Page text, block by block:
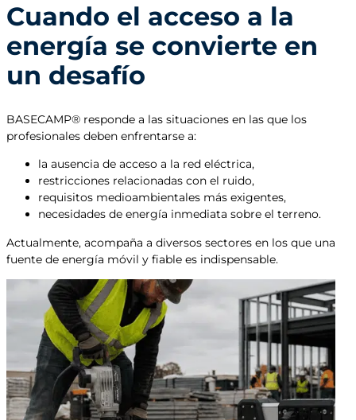
Cuando el acceso a la
energía se convierte en
un desafío
BASECAMP® responde a las situaciones en las que los
profesionales deben enfrentarse a:
la ausencia de acceso a la red eléctrica,
restricciones relacionadas con el ruido,
requisitos medioambientales más exigentes,
necesidades de energía inmediata sobre el terreno.
Actualmente, acompaña a diversos sectores en los que una
fuente de energía móvil y fiable es indispensable.